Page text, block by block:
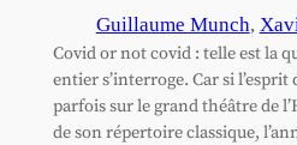
Guillaume Munch,
Covid or not covid : telle est la
entier s’interroge. Car si
parfois sur le grand théâtre de
de son répertoire classique,